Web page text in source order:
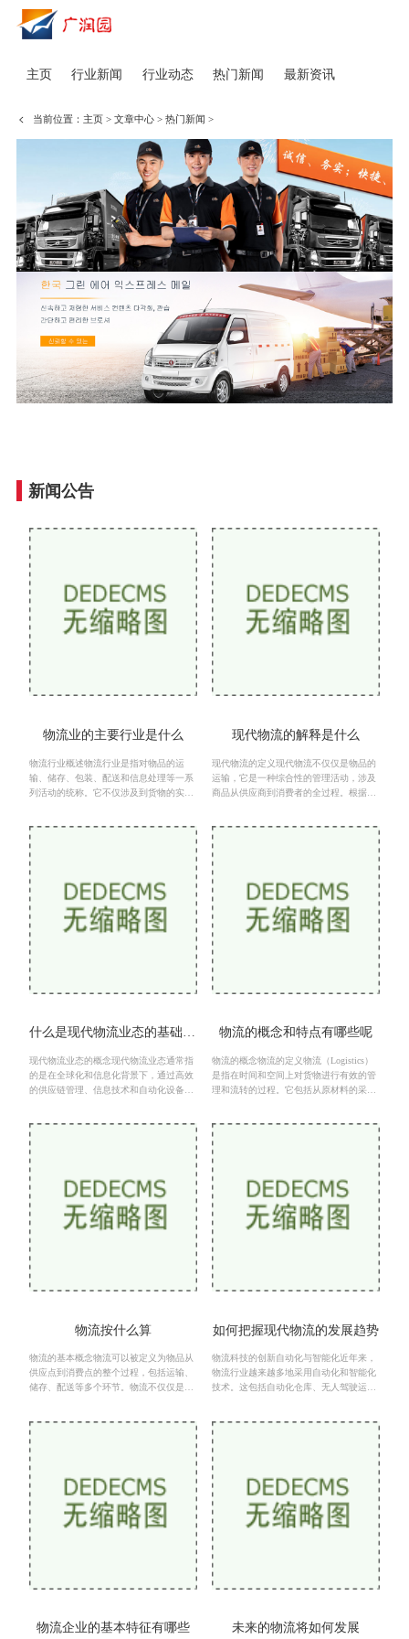
主页 行业新闻 行业动态 热门新闻 最新资讯
当前位置：主页 >文章中心 >热门新闻 >
新闻公告
物流业的主要行业是什么
物流行业概述物流行业是指对物品的运
输、储存、包装、配送和信息处理等一系
列活动的统称。它不仅涉及到货物的实际
现代物流的解释是什么
现代物流的定义现代物流不仅仅是物品的
运输，它是一种综合性的管理活动，涉及
商品从供应商到消费者的全过程。根据国
什么是现代物流业态的基础和前提
现代物流业态的概念现代物流业态通常指
的是在全球化和信息化背景下，通过高效
的供应链管理、信息技术和自动化设备，
物流的概念和特点有哪些呢
物流的概念物流的定义物流（Logistics）
是指在时间和空间上对货物进行有效的管
理和流转的过程。它包括从原材料的采
物流按什么算
物流的基本概念物流可以被定义为物品从
供应点到消费点的整个过程，包括运输、
储存、配送等多个环节。物流不仅仅是资
如何把握现代物流的发展趋势
物流科技的创新自动化与智能化近年来，
物流行业越来越多地采用自动化和智能化
技术。这包括自动化仓库、无人驾驶运输
物流企业的基本特征有哪些 未来的物流将如何发展